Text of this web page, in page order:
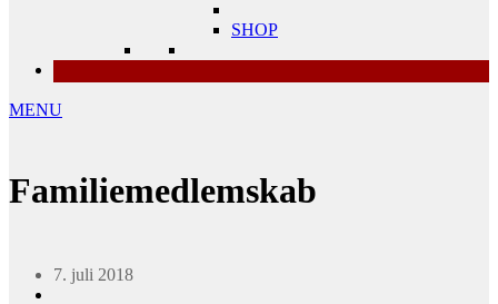
SHOP
MENU
Familiemedlemskab
7. juli 2018